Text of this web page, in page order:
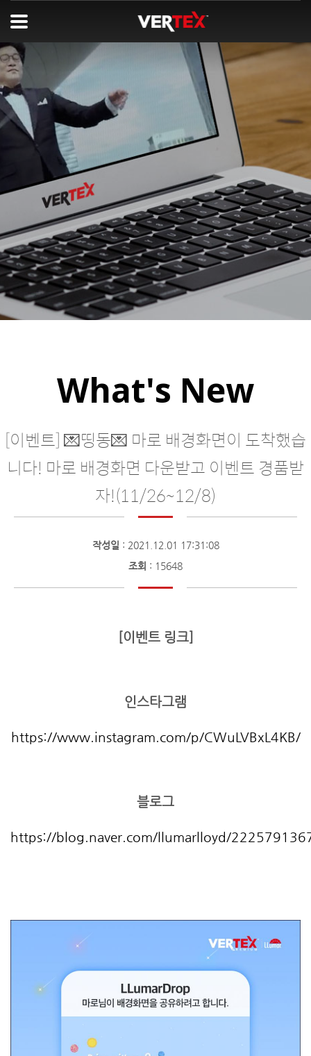
What's New
[이벤트] 💌띵동💌 마로 배경화면이 도착했습
니다! 마로 배경화면 다운받고 이벤트 경품받
자!(11/26~12/8)
작성일 : 2021.12.01 17:31:08
조회 : 15648
[이벤트 링크]
인스타그램
https://www.instagram.com/p/CWuLVBxL4KB/
블로그
https://blog.naver.com/llumarlloyd/